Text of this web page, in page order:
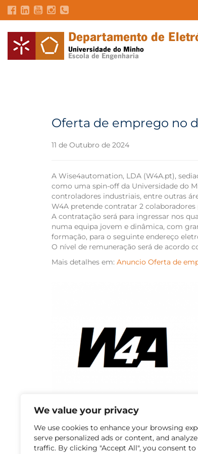
We value your privacy
We use cookies to enhance your browsing
serve personalized ads or content, and
traffic. By clicking "Accept All", you consent to
Oferta de emprego no
11 de Outubro de 2024
A Wise4automation, LDA (W4A.pt),
como uma spin-off da Universidade do
controladores industriais, entre outras
W4A pretende contratar 2 colaboradores
A contratação será para ingressar nos
numa equipa jovem e dinâmica, com
formação, para o seguinte endereço
O nível de remuneração será de acordo
Mais detalhes em: Anuncio Oferta de